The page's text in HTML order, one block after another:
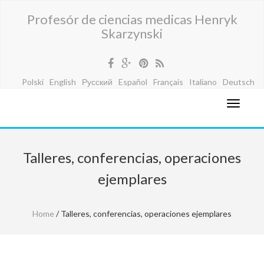
Profesór de ciencias medicas Henryk
Skarzynski
Polski English Русский Español Français Italiano Deutsch
Talleres, conferencias, operaciones
ejemplares
Home / Talleres, conferencias, operaciones ejemplares